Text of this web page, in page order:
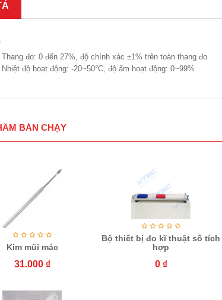
Thang đo: 0 đến 27%, độ chính xác ±1% trên toàn thang đo
Nhiệt độ hoạt động: -20~50°C, độ ẩm hoạt động: 0~99%
BÁN CHẠY
Kim mũi mác
31.000 ₫
Bộ thiết bị đo kĩ thuật số tích
hợp
0 ₫